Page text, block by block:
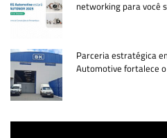
networking para você
Parceria estratégica
Automotive fortalece